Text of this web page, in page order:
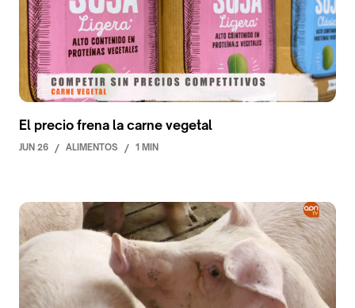
El precio frena la carne vegetal
JUN 26 / ALIMENTOS / 1 MIN